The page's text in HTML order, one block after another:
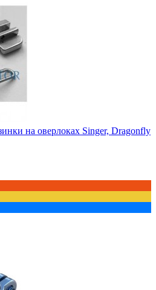
на оверлоках Singer, Dragonfly